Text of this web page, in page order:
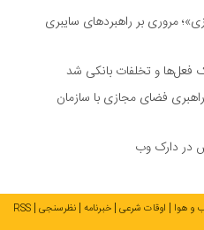
مروری بر راهبرد‌های سایبری
فعل‌ها و تخلفات بانکی شد
فضای مجازی با سازمان
و هوا اوقات شرعی خبرنامه نظرسنجی RSS